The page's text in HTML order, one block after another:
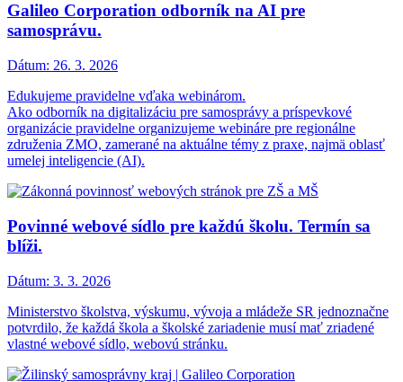
Galileo Corporation odborník na AI pre
samosprávu.
Dátum: 26. 3. 2026
Edukujeme pravidelne vďaka webinárom.
Ako odborník na digitalizáciu pre samosprávy a príspevkové
organizácie pravidelne organizujeme webináre pre regionálne
združenia ZMO, zamerané na aktuálne témy z praxe, najmä oblasť
umelej inteligencie (AI).
Povinné webové sídlo pre každú školu. Termín sa
blíži.
Dátum: 3. 3. 2026
Ministerstvo školstva, výskumu, vývoja a mládeže SR jednoznačne
potvrdilo, že každá škola a školské zariadenie musí mať zriadené
vlastné webové sídlo, webovú stránku.